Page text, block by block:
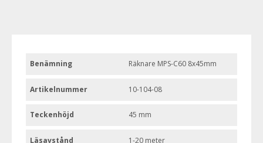
Benämning Räknare MPS-C60 8x45mm
Artikelnummer 10-104-08
Teckenhöjd 45 mm
Läsavstånd 1-20 meter